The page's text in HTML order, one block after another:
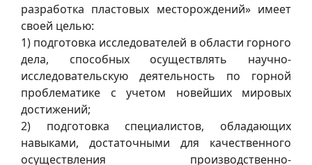
разработка пластовых месторождений» имеет
своей целью:
1) подготовка исследователей в области горного
дела, способных осуществлять научно-
исследовательскую деятельность по горной
проблематике с учетом новейших мировых
достижений;
2) подготовка специалистов, обладающих
навыками, достаточными для качественного
осуществления производственно-